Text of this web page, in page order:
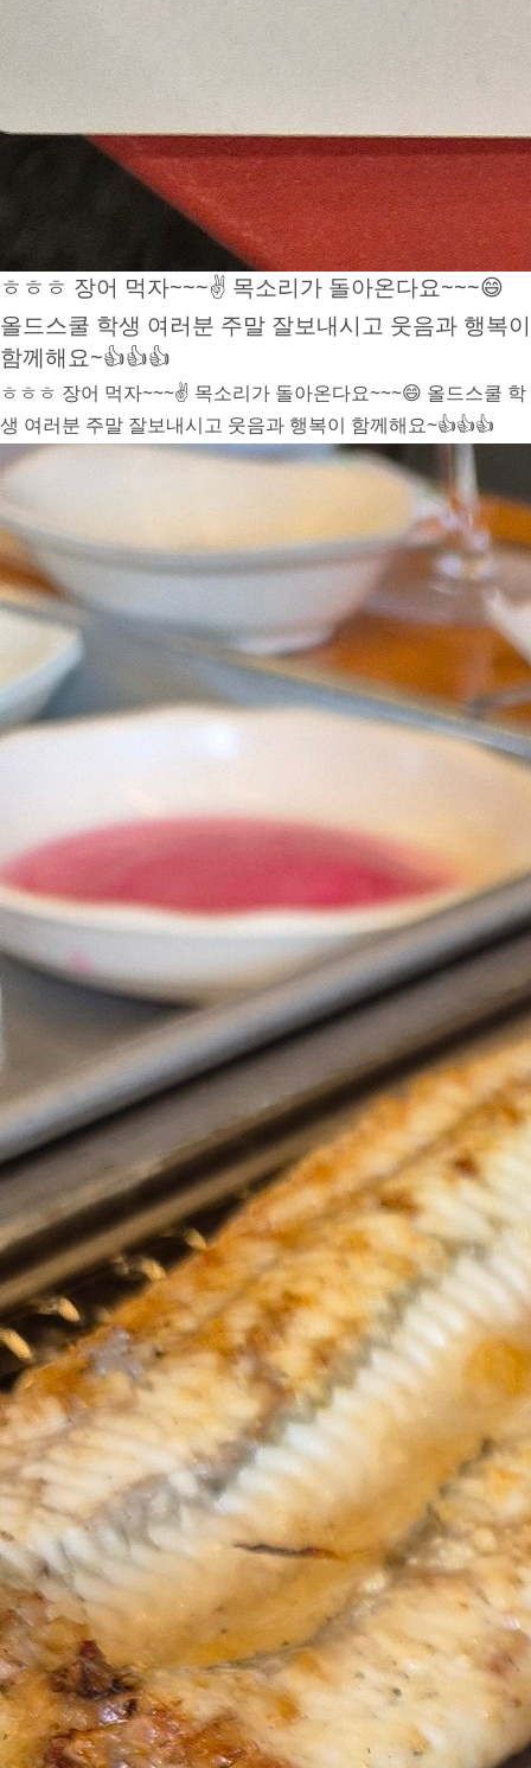
ㅎㅎㅎ 장어 먹자~~~✌️ 목소리가 돌아온다요~~~😄
올드스쿨 학생 여러분 주말 잘보내시고 웃음과 행복이
함께해요~👍👍👍
ㅎㅎㅎ 장어 먹자~~~✌️ 목소리가 돌아온다요~~~😄 올드스쿨 학
생 여러분 주말 잘보내시고 웃음과 행복이 함께해요~👍👍👍